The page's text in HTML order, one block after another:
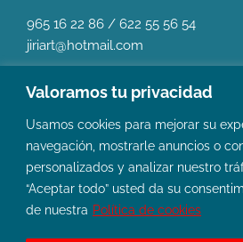
Valoramos tu privacidad
Usamos cookies para mejorar su
navegación, mostrarle anuncios o
personalizados y analizar nuestro
“Aceptar todo” usted da su
de nuestra Política de cookies
965 16 22 86 / 622 55 56 54
jiriart@hotmail.com